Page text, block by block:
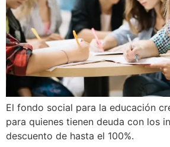
El fondo social para la educación
para quienes tienen deuda con los
descuento de hasta el 100%.